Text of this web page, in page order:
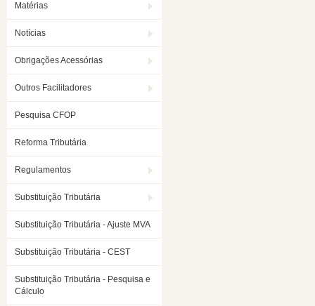
Matérias
Notícias
Obrigações Acessórias
Outros Facilitadores
Pesquisa CFOP
Reforma Tributária
Regulamentos
Substituição Tributária
Substituição Tributária - Ajuste MVA
Substituição Tributária - CEST
Substituição Tributária - Pesquisa e
Cálculo